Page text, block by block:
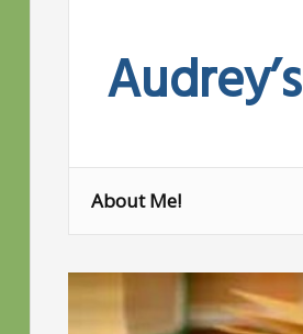
content
About Me!